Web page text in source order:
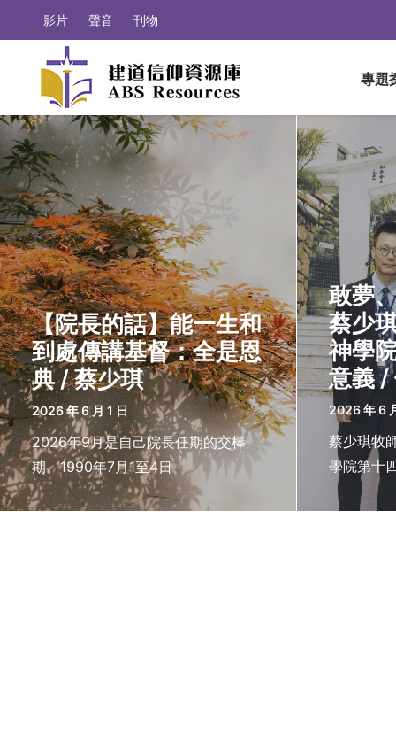
影片 聲音 刊物
專題
【院長的話】能一生和
到處傳講基督：全是恩
典 / 蔡少琪
2026 年 6 月 1 日
2026年9月是自己院長任期的交棒
期。1990年7月1至4日
敢夢
蔡少
神學
意義 /
2026 年 6
蔡少琪牧
學院第十